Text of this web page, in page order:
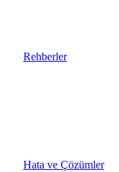
Rehberler
Hata ve Çözümler